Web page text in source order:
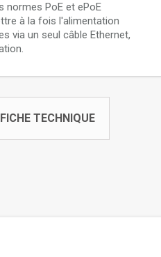
normes PoE et ePoE
à la fois l'alimentation
via un seul câble Ethernet,
FICHE TECHNIQUE